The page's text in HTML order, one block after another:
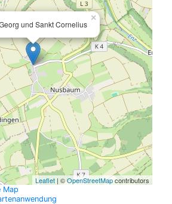
und Sankt Cornelius
×
Leaflet | ©OpenStreetMapcontributors
Map